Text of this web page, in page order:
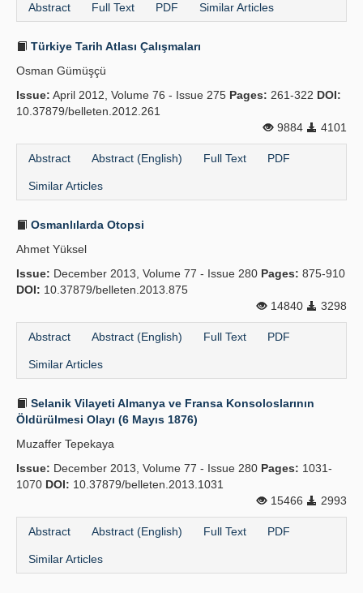
Abstract Full Text PDF Similar Articles
Türkiye Tarih Atlası Çalışmaları
Osman Gümüşçü
Issue: April 2012, Volume 76 - Issue 275 Pages: 261-322 DOI:
10.37879/belleten.2012.261
9884
4101
Abstract Abstract (English) Full Text PDF
Similar Articles
Osmanlılarda Otopsi
Ahmet Yüksel
Issue: December 2013, Volume 77 - Issue 280 Pages: 875-910
DOI: 10.37879/belleten.2013.875
14840
3298
Abstract Abstract (English) Full Text PDF
Similar Articles
Selanik Vilayeti Almanya ve Fransa Kon­soloslarının
Öldürülmesi Olayı (6 Mayıs 1876)
Muzaffer Tepekaya
Issue: December 2013, Volume 77 - Issue 280 Pages: 1031-
1070 DOI: 10.37879/belleten.2013.1031
15466
2993
Abstract Abstract (English) Full Text PDF
Similar Articles